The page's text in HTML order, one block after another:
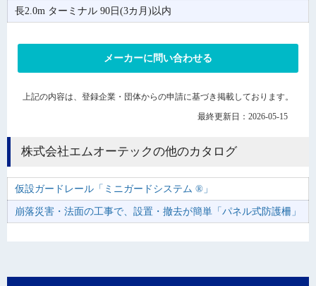
長2.0m ターミナル 90日(3カ月)以内
メーカーに問い合わせる
上記の内容は、登録企業・団体からの申請に基づき掲載しております。
最終更新日：2026-05-15
株式会社エムオーテックの他のカタログ
仮設ガードレール「ミニガードシステム ®」
崩落災害・法面の工事で、設置・撤去が簡単「パネル式防護柵」